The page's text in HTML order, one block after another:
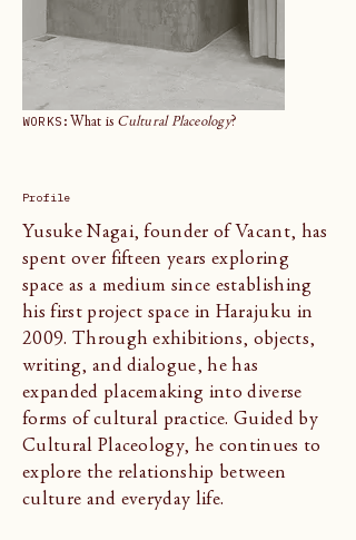
WORKS:What is Cultural Placeology?
Profile
Yusuke Nagai, founder of Vacant, has
spent over fifteen years exploring
space as a medium since establishing
his first project space in Harajuku in
2009. Through exhibitions, objects,
writing, and dialogue, he has
expanded placemaking into diverse
forms of cultural practice. Guided by
Cultural Placeology, he continues to
explore the relationship between
culture and everyday life.